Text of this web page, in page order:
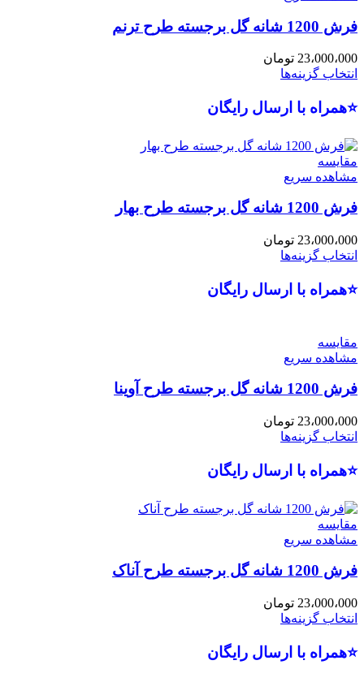
فرش 1200 شانه گل برجسته طرح ترنم
23،000،000 تومان
انتخاب گزینه‌ها
⭐همراه با ارسال رایگان
مقایسه
مشاهده سریع
فرش 1200 شانه گل برجسته طرح بهار
23،000،000 تومان
انتخاب گزینه‌ها
⭐همراه با ارسال رایگان
مقایسه
مشاهده سریع
فرش 1200 شانه گل برجسته طرح آوینا
23،000،000 تومان
انتخاب گزینه‌ها
⭐همراه با ارسال رایگان
مقایسه
مشاهده سریع
فرش 1200 شانه گل برجسته طرح آناک
23،000،000 تومان
انتخاب گزینه‌ها
⭐همراه با ارسال رایگان